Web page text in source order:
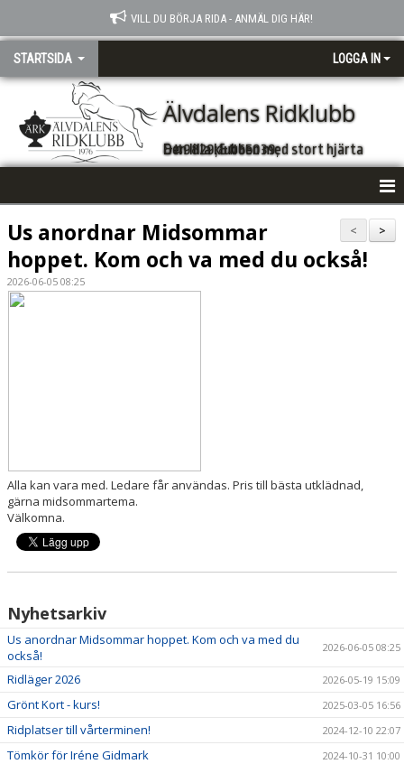
VILL DU BÖRJA RIDA - ANMÄL DIG HÄR!
STARTSIDA LOGGA IN
Älvdalens Ridklubb
Den lilla klubben med stort hjärta &#9829;&#65039;
VÄLKOMMEN
NYHETER
FÖRENINGSINFO
HYGIEN OCH SMITTSKYDD
BÖRJA RIDA HOS OSS!
>
<
Us anordnar Midsommar
hoppet. Kom och va med du också!
2026-06-05 08:25
Alla kan vara med. Ledare får användas. Pris till bästa utklädnad,
gärna midsommartema.
Välkomna.
Nyhetsarkiv
Us anordnar Midsommar hoppet. Kom och va med du
också!
2026-06-05 08:25
Ridläger 2026 2026-05-19 15:09
Grönt Kort - kurs! 2025-03-05 16:56
Ridplatser till vårterminen! 2024-12-10 22:07
Tömkör för Iréne Gidmark
2024-10-31 10:00